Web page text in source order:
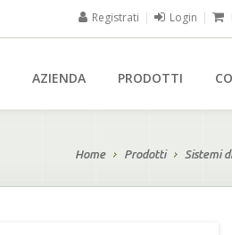
Registrati | Login |
AZIENDA PRODOTTI
Home Prodotti Sistemi